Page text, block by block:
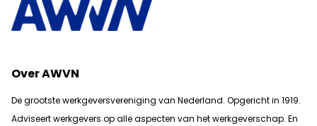
Over AWVN
De grootste werkgeversvereniging van Nederland. Opgericht in 1919.
Adviseert werkgevers op alle aspecten van het werkgeverschap. En